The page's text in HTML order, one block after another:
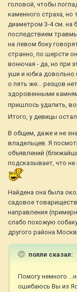
головой, чтобы
каменного страха, но
диаметром 3-4 см. на
последствием
на левом боку
странно, по шерсти
вонючая - да, но при
уши и юбка довольно
о пять же... резцов
здоровенными
пришлось удалить,
Итого, у девицы
В общем, даже и не
владельцев. Я
объявлений
подсказывает, что не
Найдена она была
садовое
направления
слабо похожую
другого района
полли сказал:
Помогу немного
ошибаюсь Вы из